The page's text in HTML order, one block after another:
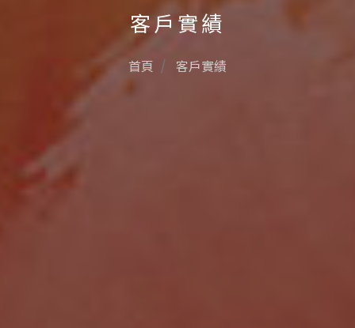
客戶實績
首頁 客戶實績